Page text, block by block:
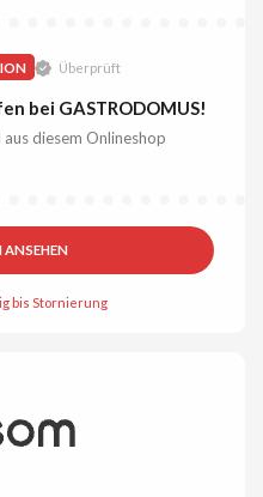
Überprüft
bei GASTRODOMUS!
diesem Onlineshop
bis Stornierung